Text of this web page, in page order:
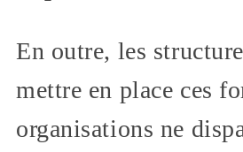
En outre, les
mettre en place ces
organisations ne